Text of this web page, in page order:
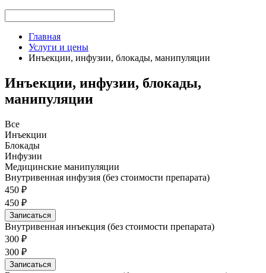
Главная
Услуги и цены
Инъекции, инфузии, блокады, манипуляции
Инъекции, инфузии, блокады,
манипуляции
Все
Инъекции
Блокады
Инфузии
Медицинские манипуляции
Внутривенная инфузия (без стоимости препарата)
450 ₽
450 ₽
Записаться
Внутривенная инъекция (без стоимости препарата)
300 ₽
300 ₽
Записаться